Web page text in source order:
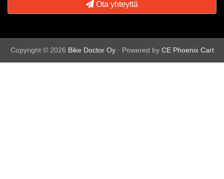
Ota yhteyttä
Copyright © 2026 Bike Doctor Oy· Powered by CE Phoenix Cart